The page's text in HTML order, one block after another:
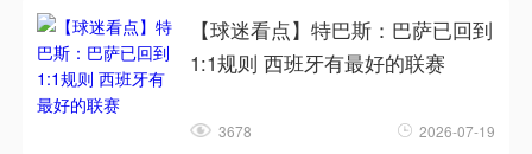
【球迷看点】特巴斯：巴萨已回到
1:1规则 西班牙有最好的联赛
3678 2026-07-19